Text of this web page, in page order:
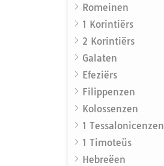
Romeinen
1 Korintiërs
2 Korintiërs
Galaten
Efeziërs
Filippenzen
Kolossenzen
1 Tessalonicenzen
1 Timoteüs
Hebreëen